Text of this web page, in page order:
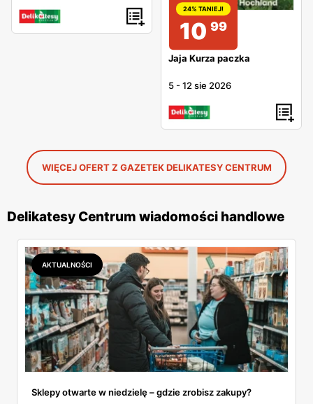
24% TANIEJ!
10 99
Jaja Kurza paczka
5 -12 sie 2026
WIĘCEJ OFERT Z GAZETEK DELIKATESY CENTRUM
Delikatesy Centrum wiadomości handlowe
AKTUALNOŚCI
Sklepy otwarte w niedzielę – gdzie zrobisz zakupy?